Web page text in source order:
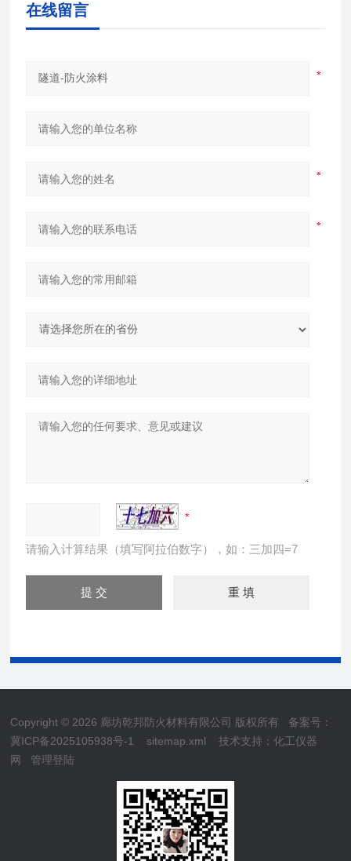
在线留言
请输入计算结果（填写阿拉伯数字），如：三加四=7
Copyright © 2026 廊坊乾邦防火材料有限公司 版权所有 备案号：
冀ICP备2025105938号-1
sitemap.xml 技术支持：化工仪器
网
管理登陆